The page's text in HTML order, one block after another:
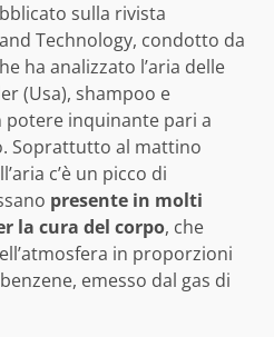
sulla rivista
Technology, condotto da
ha analizzato l’aria delle
(Usa), shampoo e
inquinante pari a
Soprattutto al mattino
c’è un picco di
presente in molti
la cura del corpo, che
in proporzioni
emesso dal gas di